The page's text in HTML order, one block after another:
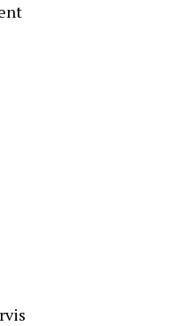
– severné Slovensko